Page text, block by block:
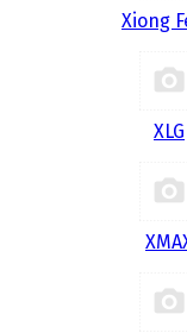
Xiong
XLG